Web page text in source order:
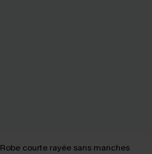
Robe courte rayée sans manches